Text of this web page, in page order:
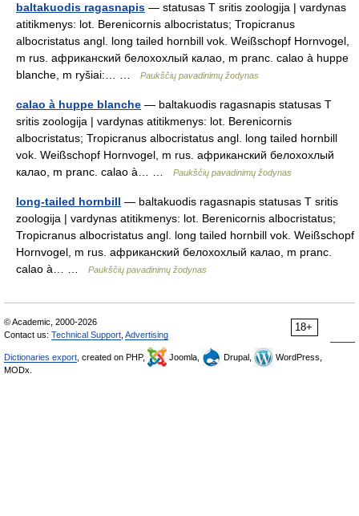
baltakuodis ragasnapis — statusas T sritis zoologija | vardynas
atitikmenys: lot. Berenicornis albocristatus; Tropicranus
albocristatus angl. long tailed hornbill vok. Weißschopf Hornvogel,
m rus. африканский белохохлый калао, m pranc. calao à huppe
blanche, m ryšiai:… …
Paukščių pavadinimų žodynas
calao à huppe blanche — baltakuodis ragasnapis statusas T
sritis zoologija | vardynas atitikmenys: lot. Berenicornis
albocristatus; Tropicranus albocristatus angl. long tailed hornbill
vok. Weißschopf Hornvogel, m rus. африканский белохохлый
калао, m pranc. calao à… …
Paukščių pavadinimų žodynas
long-tailed hornbill — baltakuodis ragasnapis statusas T sritis
zoologija | vardynas atitikmenys: lot. Berenicornis albocristatus;
Tropicranus albocristatus angl. long tailed hornbill vok. Weißschopf
Hornvogel, m rus. африканский белохохлый калао, m pranc.
calao à… …
Paukščių pavadinimų žodynas
18+
© Academic, 2000-2026
Contact us: Technical Support Advertising
Dictionaries export , created on PHP, Joomla, Drupal,
WordPress,
MODx.